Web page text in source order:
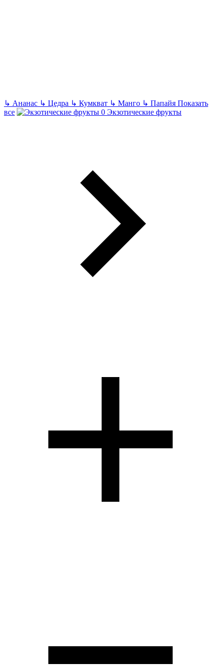
↳ Ананас ↳ Цедра ↳ Кумкват ↳ Манго ↳ Папайя Показать
все
Экзотические фрукты